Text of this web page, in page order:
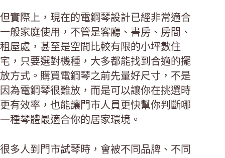
但實際上，現在的電鋼琴設計已經非常適合
一般家庭使用，不管是客廳、書房、房間、
租屋處，甚至是空間比較有限的小坪數住
宅，只要選對機種，大多都能找到合適的擺
放方式。購買電鋼琴之前先量好尺寸，不是
因為電鋼琴很難放，而是可以讓你在挑選時
更有效率，也能讓門市人員更快幫你判斷哪
一種琴體最適合你的居家環境。
很多人到門市試琴時，會被不同品牌、不同